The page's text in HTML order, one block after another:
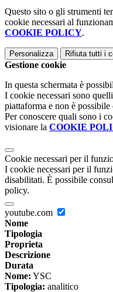
Questo sito o gli strumenti
cookie necessari al
COOKIE POLICY.
Personalizza Rifiuta tutti i
Gestione cookie
In questa schermata è
I cookie necessari sono
piattaforma e non è
Per conoscere quali sono i
visionare la COOKIE
Cookie necessari per il
I cookie necessari per il
disabilitati. È possibile
policy.
youtube.com
Nome
Tipologia
Proprieta
Descrizione
Durata
Nome: YSC
Tipologia: analitico